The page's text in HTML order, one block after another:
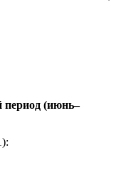
период (июнь–